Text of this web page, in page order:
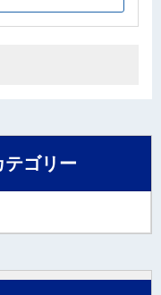
テゴリー